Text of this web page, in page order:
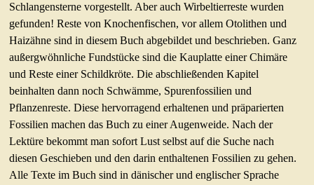
Schlangensterne vorgestellt. Aber auch Wirbeltierreste wurden
gefunden! Reste von Knochenfischen, vor allem Otolithen und
Haizähne sind in diesem Buch abgebildet und beschrieben. Ganz
außergwöhnliche Fundstücke sind die Kauplatte einer Chimäre
und Reste einer Schildkröte. Die abschließenden Kapitel
beinhalten dann noch Schwämme, Spurenfossilien und
Pflanzenreste. Diese hervorragend erhaltenen und präparierten
Fossilien machen das Buch zu einer Augenweide. Nach der
Lektüre bekommt man sofort Lust selbst auf die Suche nach
diesen Geschieben und den darin enthaltenen Fossilien zu gehen.
Alle Texte im Buch sind in dänischer und englischer Sprache